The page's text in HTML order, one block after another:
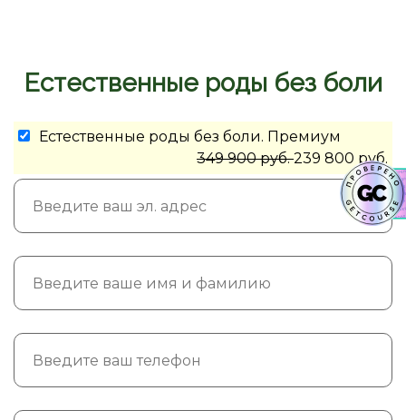
Естественные роды без боли
Естественные роды без боли. Премиум
349 900 руб.239 800 руб.